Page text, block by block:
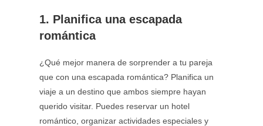
1. Planifica una escapada
romántica
¿Qué mejor manera de sorprender a tu pareja
que con una escapada romántica? Planifica un
viaje a un destino que ambos siempre hayan
querido visitar. Puedes reservar un hotel
romántico, organizar actividades especiales y